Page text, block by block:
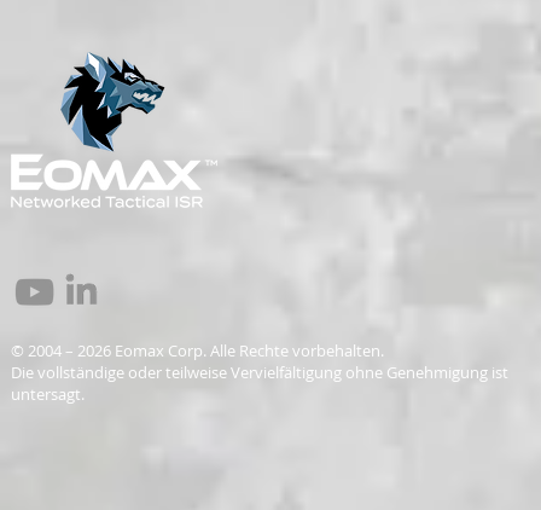
© 2004 – 2026 Eomax Corp. Alle Rechte vorbehalten.
Die vollständige oder teilweise Vervielfältigung ohne Genehmigung ist
untersagt.